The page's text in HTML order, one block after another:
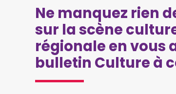
Ne manquez rien
sur la scène
régionale en vous
bulletin Culture à